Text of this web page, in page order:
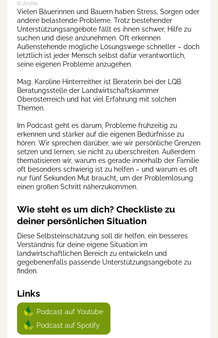
© Archiv
Vielen Bäuerinnen und Bauern haben Stress, Sorgen oder
andere belastende Probleme. Trotz bestehender
Unterstützungsangebote fällt es ihnen schwer, Hilfe zu
suchen und diese anzunehmen. Oft erkennen
Außenstehende mögliche Lösungswege schneller – doch
letztlich ist jeder Mensch selbst dafür verantwortlich,
seine eigenen Probleme anzugehen.
Mag. Karoline Hinterreither ist Beraterin bei der LQB
Beratungsstelle der Landwirtschaftskammer
Oberösterreich und hat viel Erfahrung mit solchen
Themen.
Im Podcast geht es darum, Probleme frühzeitig zu
erkennen und stärker auf die eigenen Bedürfnisse zu
hören. Wir sprechen darüber, wie wir persönliche Grenzen
setzen und lernen, sie nicht zu überschreiten. Außerdem
thematisieren wir, warum es gerade innerhalb der Familie
oft besonders schwierig ist zu helfen – und warum es oft
nur fünf Sekunden Mut braucht, um der Problemlösung
einen großen Schritt näherzukommen.
Wie steht es um dich? Checkliste zu
deiner persönlichen Situation
Diese Selbsteinschätzung soll dir helfen, ein besseres
Verständnis für deine eigene Situation im
landwirtschaftlichen Bereich zu entwickeln und
gegebenenfalls passende Unterstützungsangebote zu
finden.
Links
Podcast auf Youtube
Podcast auf Spotify